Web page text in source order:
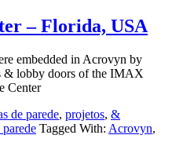
– Florida, USA
embedded in Acrovyn by
& lobby doors of the IMAX
Center
de parede, projetos, &
Tagged With: Acrovyn,